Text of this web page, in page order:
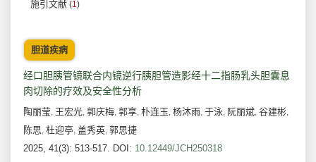
施引文献 (1)
胆道疾病
经口胆胰管镜联合内镜逆行胰胆管造影经十二指肠乳头胆囊息
肉切除的疗效及安全性分析
陶丽莹, 王宏光, 郭庆梅, 郭享, 朴连玉, 杨沐雨, 于泳, 阮丽斌, 谷建彬,
陈思, 杜迎亭, 盖秀英, 郭思捷
2025, 41(3): 513-517. DOI: 10.12449/JCH250318